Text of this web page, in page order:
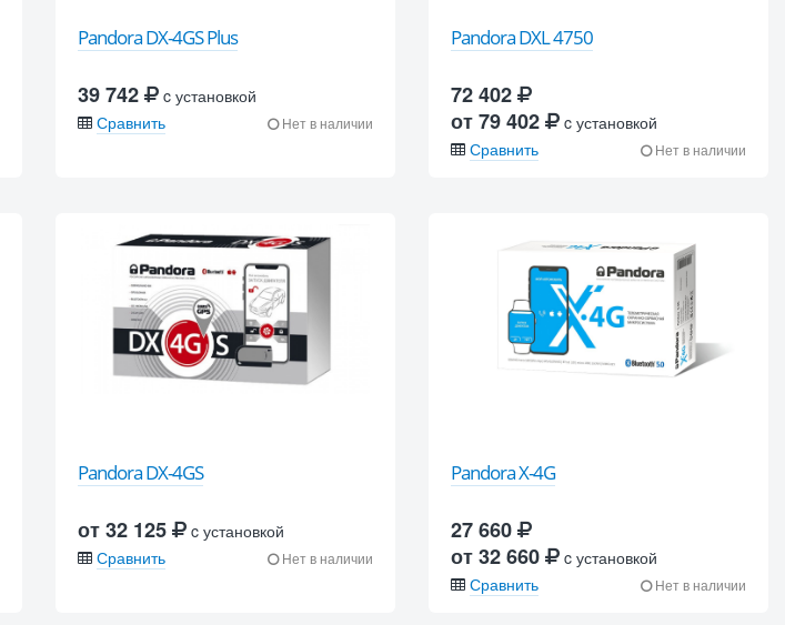
Pandora DX-4GS Plus
39 742
c установкой
Сравнить
Нет в наличии
Pandora DXL 4750
72 402
от 79 402
c установкой
Сравнить
Нет в наличии
Pandora DX-4GS
от 32 125
c установкой
Сравнить
Нет в наличии
Pandora X-4G
27 660
от 32 660
c установкой
Сравнить
Нет в наличии